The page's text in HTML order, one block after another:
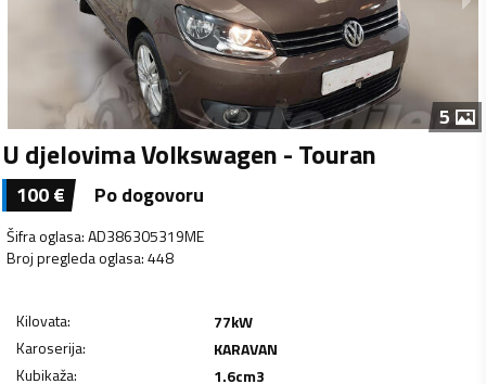
5
U djelovima Volkswagen - Touran
100€ Po dogovoru
Šifra oglasa:AD386305319ME
Broj pregleda oglasa:448
Kilovata: 77kW
Karoserija:
KARAVAN
Kubikaža: 1.6cm3